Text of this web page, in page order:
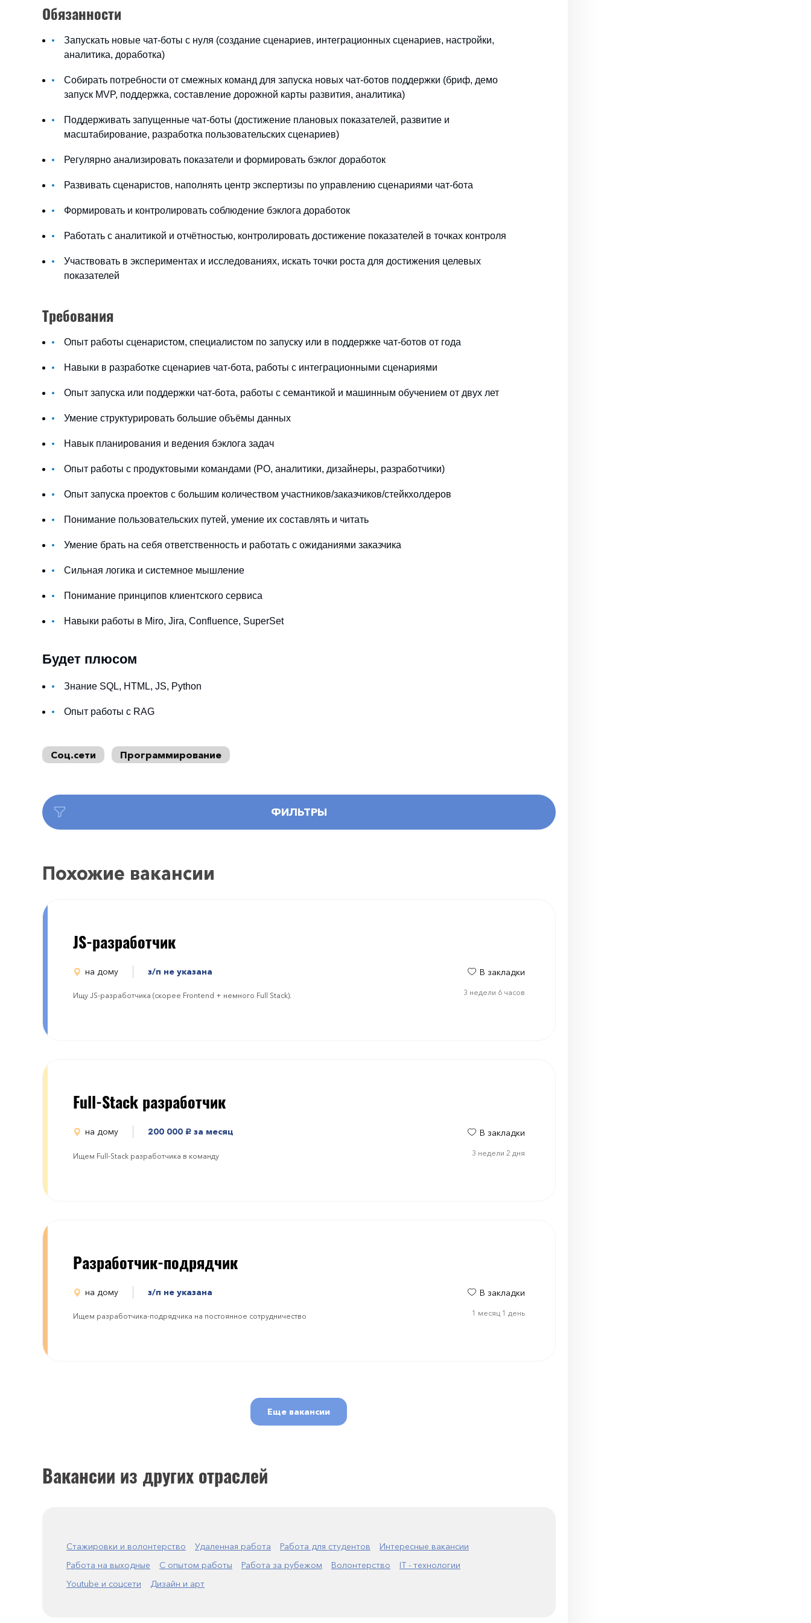
Обязанности
Запускать новые чат-боты с нуля (создание сценариев, интеграционных сценариев, настройки,
аналитика, доработка)
Собирать потребности от смежных команд для запуска новых чат-ботов поддержки (бриф, демо
запуск MVP, поддержка, составление дорожной карты развития, аналитика)
Поддерживать запущенные чат-боты (достижение плановых показателей, развитие и
масштабирование, разработка пользовательских сценариев)
Регулярно анализировать показатели и формировать бэклог доработок
Развивать сценаристов, наполнять центр экспертизы по управлению сценариями чат-бота
Формировать и контролировать соблюдение бэклога доработок
Работать с аналитикой и отчётностью, контролировать достижение показателей в точках контроля
Участвовать в экспериментах и исследованиях, искать точки роста для достижения целевых
показателей
Требования
Опыт работы сценаристом, специалистом по запуску или в поддержке чат-ботов от года
Навыки в разработке сценариев чат-бота, работы с интеграционными сценариями
Опыт запуска или поддержки чат-бота, работы с семантикой и машинным обучением от двух лет
Умение структурировать большие объёмы данных
Навык планирования и ведения бэклога задач
Опыт работы с продуктовыми командами (PO, аналитики, дизайнеры, разработчики)
Опыт запуска проектов с большим количеством участников/заказчиков/стейкхолдеров
Понимание пользовательских путей, умение их составлять и читать
Умение брать на себя ответственность и работать с ожиданиями заказчика
Сильная логика и системное мышление
Понимание принципов клиентского сервиса
Навыки работы в Miro, Jira, Confluence, SuperSet
Будет плюсом
Знание SQL, HTML, JS, Python
Опыт работы с RAG
Соц.сети Программирование
ФИЛЬТРЫ
Похожие вакансии
JS-разработчик
на дому з/п не указана
Ищу JS-разработчика (скорее Frontend + немного Full Stack).
В закладки
3 недели 6 часов
Full-Stack разработчик
на дому 200 000 руб. за месяц
Ищем Full-Stack разработчика в команду
В закладки
3 недели 2 дня
Разработчик-подрядчик
на дому з/п не указана
Ищем разработчика-подрядчика на постоянное сотрудничество
В закладки
1 месяц 1 день
Еще вакансии
Вакансии из других отраслей
Стажировки и волонтерство Удаленная работа Работа для студентов
Интересные вакансии
Работа на выходные
С опытом работы Работа за рубежом Волонтерство
IT - технологии
Youtube и соцсети
Дизайн и арт